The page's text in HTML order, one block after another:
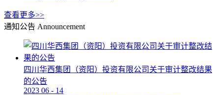
查看更多>>
通知公告 Announcement
四川华西集团（资阳）投资有限公司关于审计整改结果
的公告
2023 06 - 14